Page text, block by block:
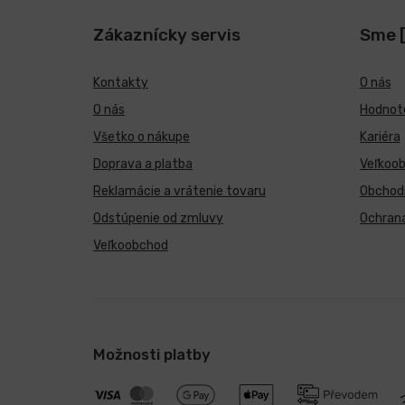
Zákaznícky servis
Kontakty
O nás
Všetko o nákupe
Doprava a platba
Reklamácie a vrátenie tovaru
Odstúpenie od zmluvy
Veľkoobchod
Sme
O nás
Kariéra
Možnosti platby